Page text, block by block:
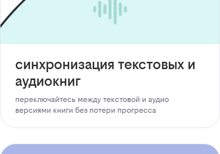
синхронизация текстовых и
аудиокниг
переключайтесь между текстовой и аудио
версиями книги без потери прогресса